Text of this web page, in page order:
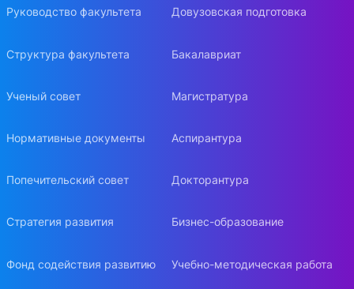
Руководство факультета
Структура факультета
Ученый совет
Нормативные документы
Попечительский совет
Стратегия развития
Фонд содействия развитию
Довузовская подготовка
Бакалавриат
Магистратура
Аспирантура
Докторантура
Бизнес-образование
Учебно-методическая работа